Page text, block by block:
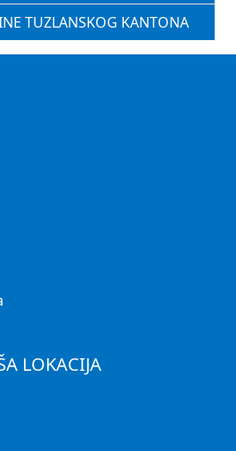
TUZLANSKOG KANTONA
LOKACIJA